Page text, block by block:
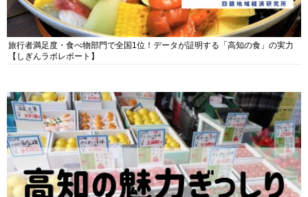
旅行者満足度・食べ物部門で全国1位！データが証明する「高知の食」の実力
【しぎんラボレポート】